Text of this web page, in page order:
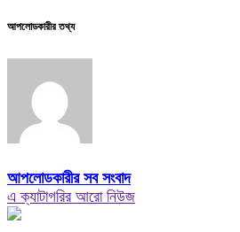
আপলোডকারীর তথ্য
আপলোডকারীর সব সংবাদ
এ ক্যাটাগরির আরো নিউজ